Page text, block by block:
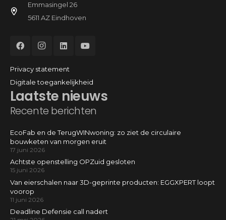
Laatste nieuws
Recente berichten
EcoFab en de TerugWINwoning: zo ziet de circulaire
bouwketen van morgen eruit
17 juni 2026
Achtste openstelling OPZuid gesloten
15 juni 2026
Van eierschalen naar 3D-geprinte producten: EGGXPERT loopt
voorop
11 juni 2026
Deadline Defensie call nadert
Emmasingel 26
5611 AZ Eindhoven
Privacy statement
Digitale toegankelijkheid